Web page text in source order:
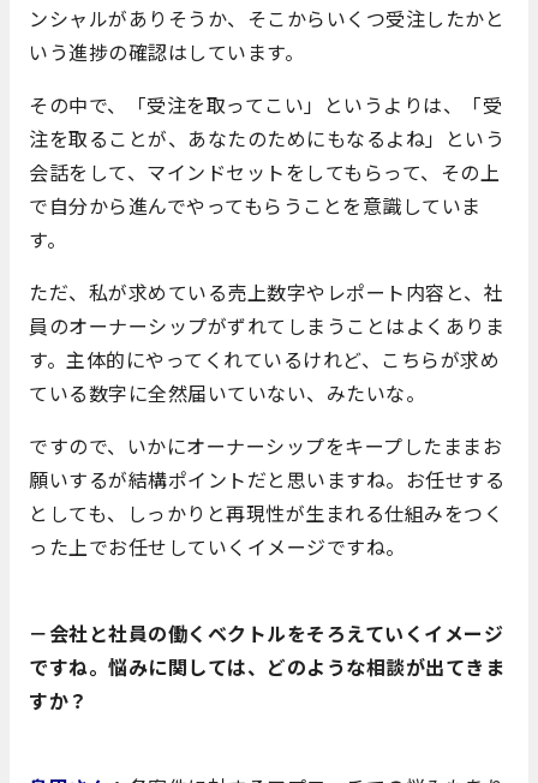
ンシャルがありそうか、そこからいくつ受注したかと
いう進捗の確認はしています。
その中で、「受注を取ってこい」というよりは、「受
注を取ることが、あなたのためにもなるよね」という
会話をして、マインドセットをしてもらって、その上
で自分から進んでやってもらうことを意識していま
す。
ただ、私が求めている売上数字やレポート内容と、社
員のオーナーシップがずれてしまうことはよくありま
す。主体的にやってくれているけれど、こちらが求め
ている数字に全然届いていない、みたいな。
ですので、いかにオーナーシップをキープしたままお
願いするが結構ポイントだと思いますね。お任せする
としても、しっかりと再現性が生まれる仕組みをつく
った上でお任せしていくイメージですね。
－会社と社員の働くベクトルをそろえていくイメージ
ですね。悩みに関しては、どのような相談が出てきま
すか？